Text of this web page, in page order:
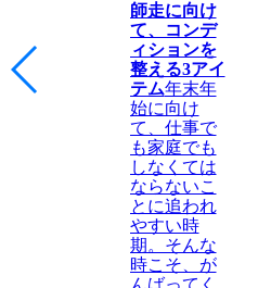
師走に向け
て、コンデ
ィションを
整える3アイ
テム年末年
始に向け
て、仕事で
も家庭でも
しなくては
ならないこ
とに追われ
やすい時
期。そんな
時こそ、が